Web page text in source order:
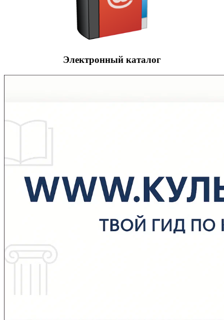
Электронный каталог